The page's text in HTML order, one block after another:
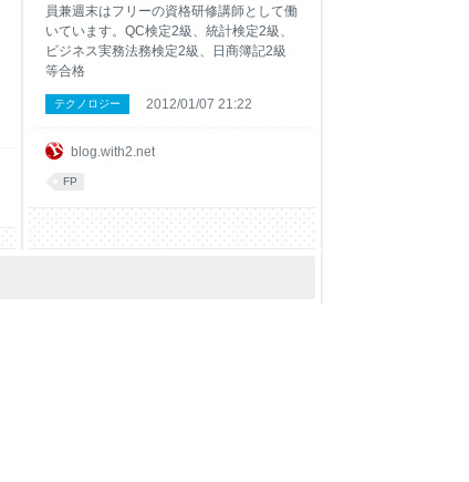
blog.with2.net
員兼週末はフリーの資格研修講師として働
いています。QC検定2級、統計検定2級、
ビジネス実務法務検定2級、日商簿記2級
等合格
テクノロジー 2012/01/07 21:22
FP